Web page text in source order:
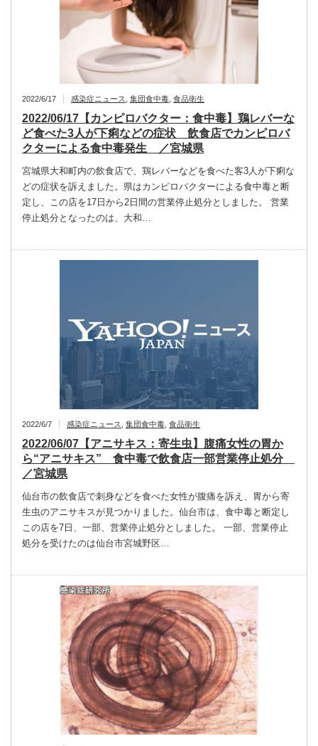
2022/6/17 感染症ニュース 集団食中毒 食品衛生
2022/06/17【カンピロバクター：食中毒】鶏レバーな
ど食べた3人が下痢などの症状 飲食店でカンピロバ
クターによる食中毒発生 ／宮城県
宮城県大和町内の飲食店で、鶏レバーなどを食べた客3人が下痢な
どの症状を訴えました。県はカンピロバクターによる食中毒と断
定し、この店を17日から2日間の営業停止処分としました。 営業
停止処分となったのは、大和…
2022/6/7 感染症ニュース 集団食中毒 食品衛生
2022/06/07【アニサキス：寄生虫】腹痛女性の胃か
ら“アニサキス” 食中毒で飲食店一部営業停止処分
／宮城県
仙台市の飲食店で刺身などを食べた女性が腹痛を訴え、胃から寄
生虫のアニサキスが見つかりました。仙台市は、食中毒と断定し
この店を7日、一部、営業停止処分としました。 一部、営業停止
処分を受けたのは仙台市宮城野区…